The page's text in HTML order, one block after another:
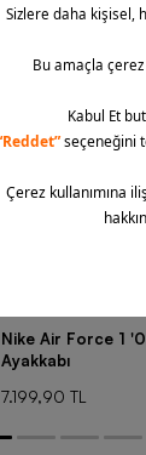
Nike Air Force 1
Ayakkabı
7.199,90 TL